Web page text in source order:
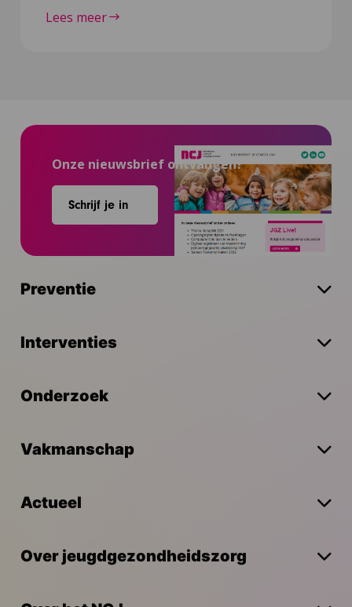
Lees meer
Onze nieuwsbrief ontvangen?
Schrijf je in
Preventie
Interventies
Onderzoek
Vakmanschap
Actueel
Over jeugdgezondheidszorg